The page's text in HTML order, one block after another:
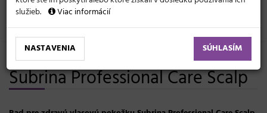
Značky Subrina Professional
Rad pre zdravú vlasovú pokožku
Subrina Professional Care Scalp
služieb.
Viac informácií
NASTAVENIA SÚHLASÍM